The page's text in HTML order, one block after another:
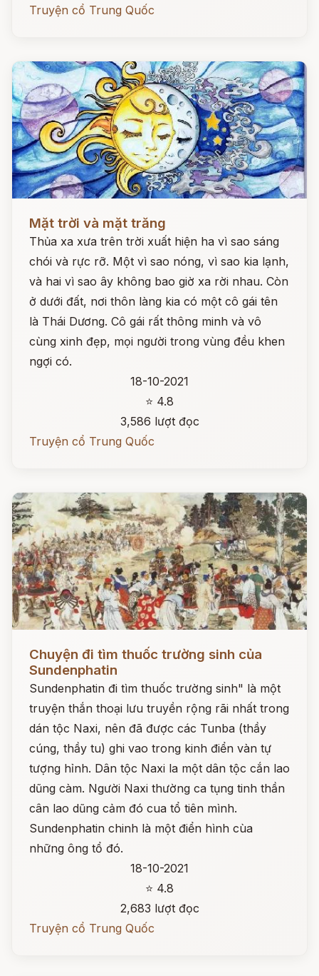
Truyện cổ Trung Quốc
Mặt trời và mặt trăng
Thủa xa xưa trên trời xuất hiện ha vì sao sáng
chói và rực rỡ. Một vì sao nóng, vì sao kia lạnh,
và hai vì sao ây không bao giờ xa rời nhau. Còn
ở dưới đất, nơi thôn làng kia có một cô gái tên
là Thái Dương. Cô gái rất thông minh và vô
cùng xinh đẹp, mọi người trong vùng đều khen
ngợi có.
18-10-2021
⭐ 4.8
3,586 lượt đọc
Truyện cổ Trung Quốc
Chuyện đi tìm thuốc trường sinh của
Sundenphatin
Sundenphatin đi tìm thuốc trường sinh" là một
truyện thắn thoại lưu truyền rộng rãi nhất trong
dán tộc Naxi, nên đã được các Tunba (thầy
cúng, thầy tu) ghi vao trong kinh điển vàn tự
tượng hỉnh. Dân tộc Naxi la một dân tộc cắn lao
dũng càm. Người Naxi thường ca tụng tinh thần
cân lao dũng cảm đó cua tổ tiên mình.
Sundenphatin chinh là một điển hình cùa
những ông tổ đó.
18-10-2021
⭐ 4.8
2,683 lượt đọc
Truyện cổ Trung Quốc